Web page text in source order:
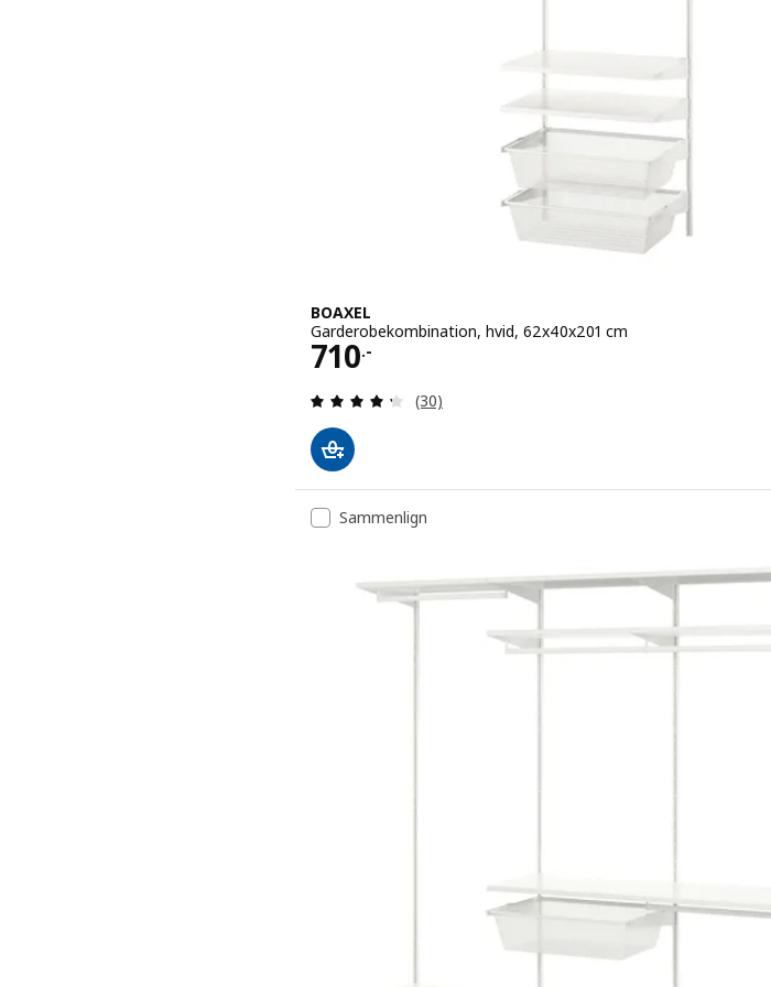
BOAXEL
Garderobekombination, hvid, 62x40x201 cm
710.-
Pris 710.-
Anmeld: 4.3 ud af 5 Stjerner. Anmeldelser i alt:
(30)
Sammenlign